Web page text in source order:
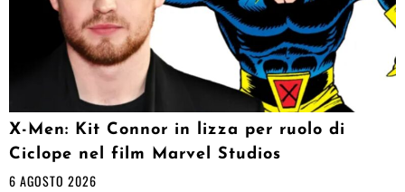
X-Men: Kit Connor in lizza per ruolo di
Ciclope nel film Marvel Studios
6 AGOSTO 2026